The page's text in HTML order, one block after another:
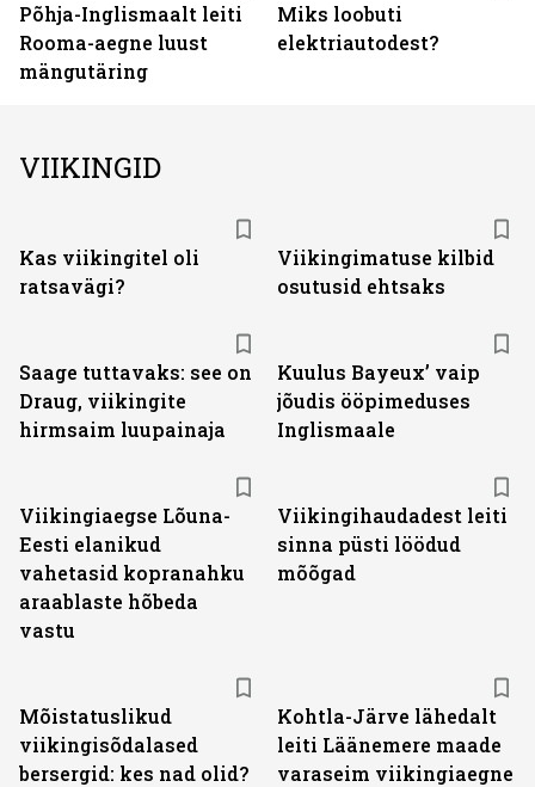
Põhja-Inglismaalt leiti
Rooma-aegne luust
mängutäring
Miks loobuti
elektriautodest?
VIIKINGID
Kas viikingitel oli
ratsavägi?
Viikingimatuse kilbid
osutusid ehtsaks
Saage tuttavaks: see on
Draug, viikingite
hirmsaim luupainaja
Kuulus Bayeux’ vaip
jõudis ööpimeduses
Inglismaale
Viikingiaegse Lõuna-
Eesti elanikud
vahetasid kopranahku
araablaste hõbeda
vastu
Viikingihaudadest leiti
sinna püsti löödud
mõõgad
Mõistatuslikud
viikingisõdalased
bersergid: kes nad olid?
Kohtla-Järve lähedalt
leiti Läänemere maade
varaseim viikingiaegne